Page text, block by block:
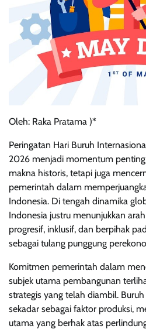
Oleh: Raka Pratama )*
Peringatan Hari Buruh
2026 menjadi momentum
makna historis, tetapi juga
pemerintah dalam
Indonesia. Di tengah dinamika
Indonesia justru menunjukkan
progresif, inklusif, dan berpihak
sebagai tulang punggung
Komitmen pemerintah dalam
subjek utama pembangunan
strategis yang telah diambil.
sekadar sebagai faktor produksi,
utama yang berhak atas